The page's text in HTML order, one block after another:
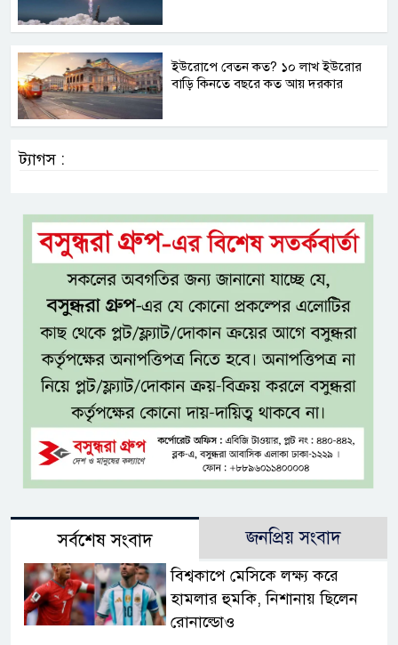
ইউরোপে বেতন কত? ১০ লাখ ইউরোর
বাড়ি কিনতে বছরে কত আয় দরকার
ট্যাগস :
সর্বশেষ সংবাদ জনপ্রিয় সংবাদ
বিশ্বকাপে মেসিকে লক্ষ্য করে
হামলার হুমকি, নিশানায় ছিলেন
রোনাল্ডোও